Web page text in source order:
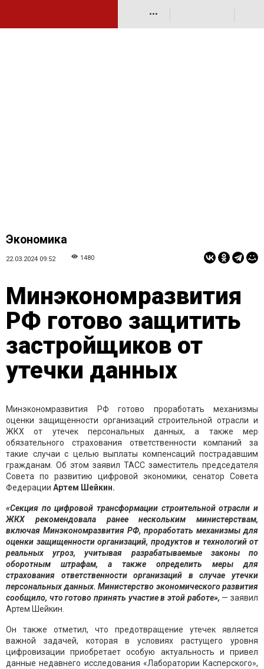
•••
Экономика
22.03.2024 09:52 1480
Минэкономразвития
РФ готово защитить
застройщиков от
утечки данных
Минэкономразвития РФ готово проработать механизмы
оценки защищенности организаций строительной отрасли и
ЖКХ от утечек персональных данных, а также мер
обязательного страхования ответственности компаний за
такие случаи с целью выплаты компенсаций пострадавшим
гражданам. Об этом заявил ТАСС заместитель председателя
Совета по развитию цифровой экономики, сенатор Совета
Федерации Артем Шейкин.
«Секция по цифровой трансформации строительной отрасли и
ЖКХ рекомендовала ранее нескольким министерствам,
включая Минэкономразвития РФ, проработать механизмы для
оценки защищенности организаций, продуктов и технологий от
реальных угроз, учитывая разрабатываемые законы по
оборотным штрафам, а также определить меры для
страхования ответственности организаций в случае утечки
персональных данных. Министерство экономического развития
сообщило, что готово принять участие в этой работе», — заявил
Артем Шейкин.
Он также отметил, что предотвращение утечек является
важной задачей, которая в условиях растущего уровня
цифровизации приобретает особую актуальность и привел
данные недавнего исследования «Лаборатории Касперского»,